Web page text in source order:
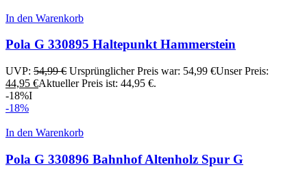
In den Warenkorb
Pola G 330895 Haltepunkt Hammerstein
UVP: 54,99€ Ursprünglicher Preis war: 54,99 €Unser Preis:
44,95 €Aktueller Preis ist: 44,95 €.
-18%I
-18%
In den Warenkorb
Pola G 330896 Bahnhof Altenholz Spur G